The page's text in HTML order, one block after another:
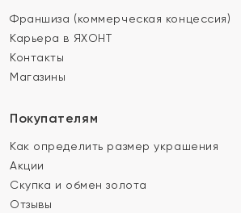
Франшиза (коммерческая концессия)
Карьера в ЯХОНТ
Контакты
Магазины
Покупателям
Как определить размер украшения
Акции
Скупка и обмен золота
Отзывы